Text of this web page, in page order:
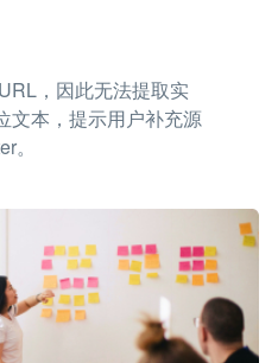
，因此无法提取实
文本，提示用户补充源
。